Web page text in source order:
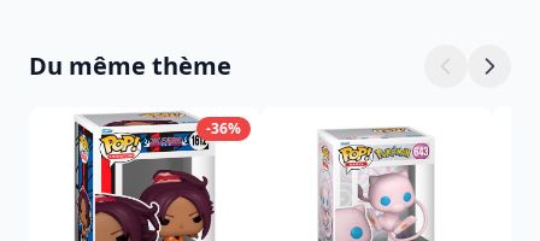
Du même thème
-36%